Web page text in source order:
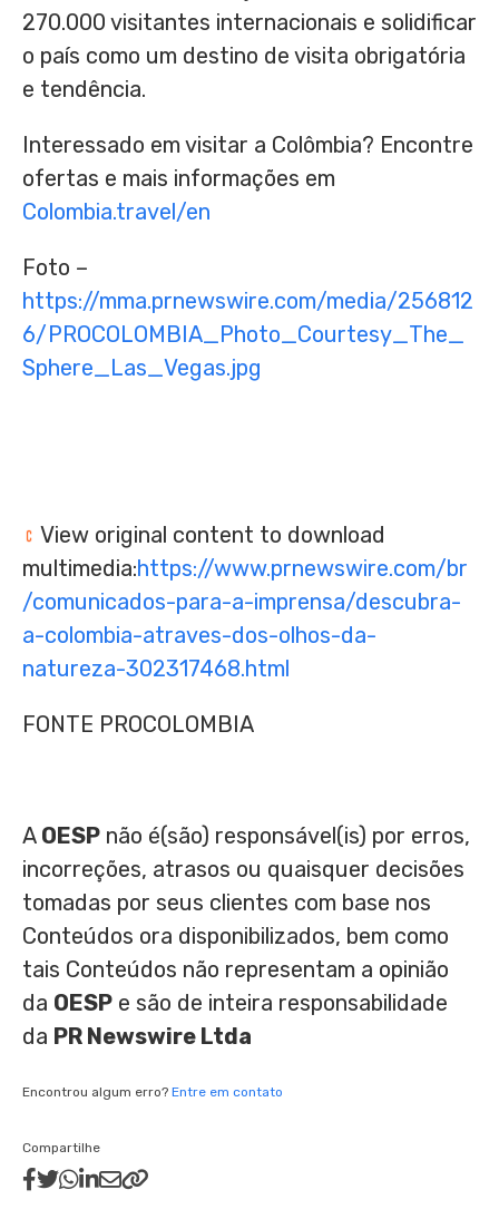
270.000 visitantes internacionais e solidificar
o país como um destino de visita obrigatória
e tendência.
Interessado em visitar a Colômbia? Encontre
ofertas e mais informações em
Colombia.travel/en
Foto –
https://mma.prnewswire.com/media/256812
6/PROCOLOMBIA_Photo_Courtesy_The_
Sphere_Las_Vegas.jpg
View original content to download
multimedia:https://www.prnewswire.com/br
/comunicados-para-a-imprensa/descubra-
a-colombia-atraves-dos-olhos-da-
natureza-302317468.html
FONTE PROCOLOMBIA
A OESP não é(são) responsável(is) por erros,
incorreções, atrasos ou quaisquer decisões
tomadas por seus clientes com base nos
Conteúdos ora disponibilizados, bem como
tais Conteúdos não representam a opinião
da OESP e são de inteira responsabilidade
da PR Newswire Ltda
Encontrou algum erro? Entre em contato
Compartilhe